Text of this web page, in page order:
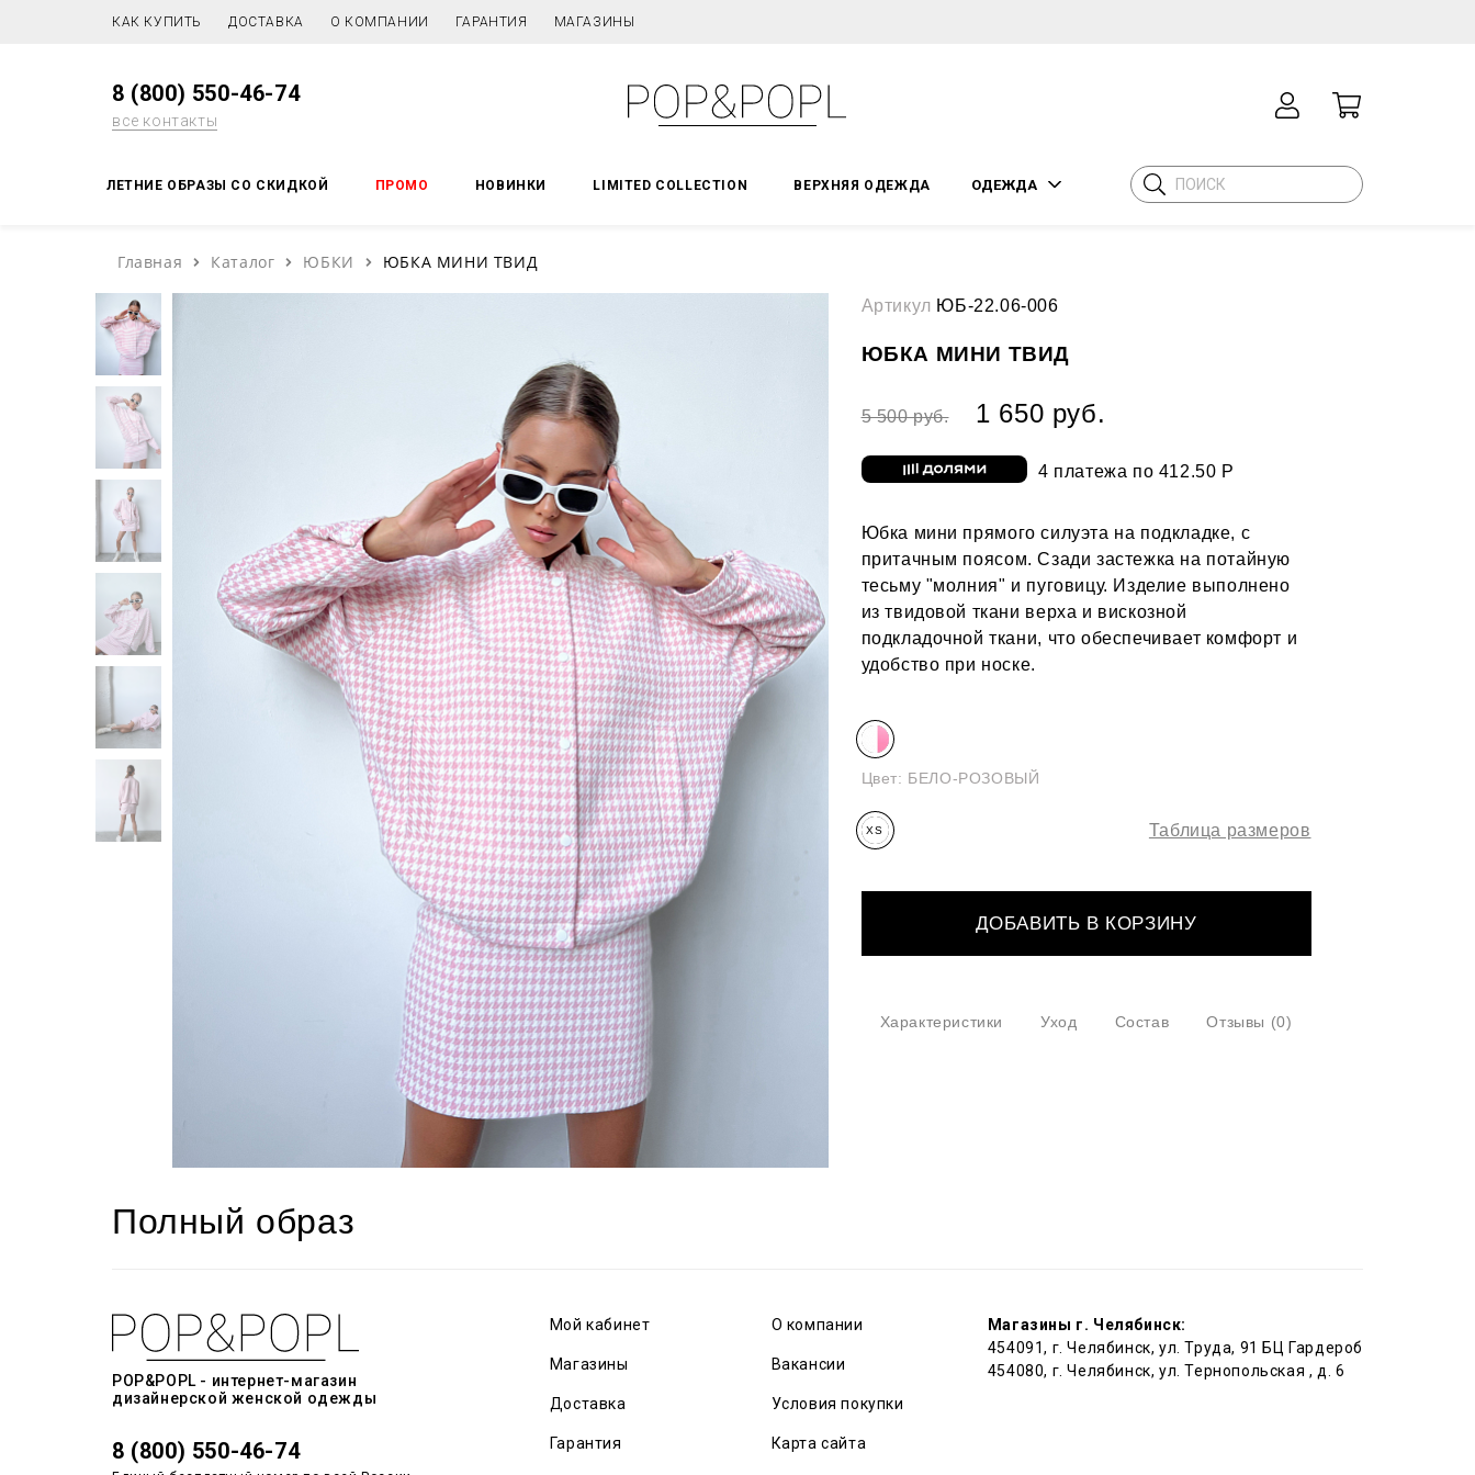
КАК КУПИТЬ ДОСТАВКА О КОМПАНИИ ГАРАНТИЯ МАГАЗИНЫ
8 (800) 550-46-74
все контакты
ЛЕТНИЕ ОБРАЗЫ СО СКИДКОЙ ПРОМО НОВИНКИ LIMITED COLLECTION ВЕРХНЯЯ ОДЕЖДА ОДЕЖДА
Главная Каталог ЮБКИ ЮБКА МИНИ ТВИД
Артикул ЮБ-22.06-006
ЮБКА МИНИ ТВИД
5 500 руб. 1 650 руб.
4 платежа по 412.50 Р
Юбка мини прямого силуэта на подкладке, с
притачным поясом. Сзади застежка на потайную
тесьму "молния" и пуговицу. Изделие выполнено
из твидовой ткани верха и вискозной
подкладочной ткани, что обеспечивает комфорт и
удобство при носке.
Цвет: БЕЛО-РОЗОВЫЙ
XS Таблица размеров
ДОБАВИТЬ В КОРЗИНУ
Характеристики Уход Состав Отзывы (0)
Полный образ
POP&POPL - интернет-магазин
дизайнерской женской одежды
8 (800) 550-46-74
Мой кабинет
Магазины
Доставка
Гарантия
О компании
Вакансии
Условия покупки
Карта сайта
Магазины г. Челябинск:
454091, г. Челябинск, ул. Труда, 91 БЦ Гардероб
454080, г. Челябинск, ул. Тернопольская , д. 6